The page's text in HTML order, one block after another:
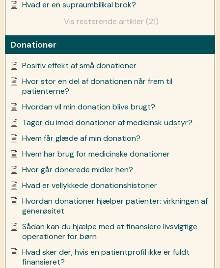
Hvad er en supraumbilikal brok?
Vis resterende artikler (21)
Donationer
Positiv effekt af små donationer
Hvor stor en del af donationen når frem til
patienterne?
Hvordan vil min donation blive brugt?
Tager du imod donationer af medicinsk udstyr?
Hvem får glæde af min donation?
Hvem har brug for medicinske donationer
Hvor går donerede midler hen?
Hvad er vellykkede donationshistorier
Hvordan donationer hjælper patienter: virkningen af
generøsitet
Sådan kan du hjælpe med at finansiere livsvigtige
operationer for børn
Hvad sker der, hvis en patientprofil ikke er fuldt
finansieret?